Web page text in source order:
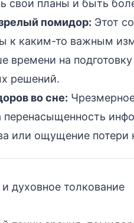
свои планы и быть
помидор: Этот
к каким-то важным
времени на
решений.
во сне:
перенасыщенность
или ощущение потери
духовное толкование